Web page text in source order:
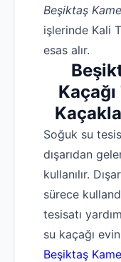
Beşiktaş
işlerinde Kali
esas alır.
Soğuk su
dışarıdan
kullanılır.
sürece
tesisatı
su kaçağı
Beşiktaş